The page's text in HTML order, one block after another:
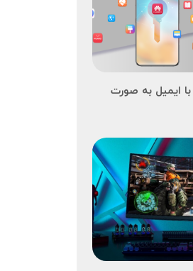
ایمیل به صورت